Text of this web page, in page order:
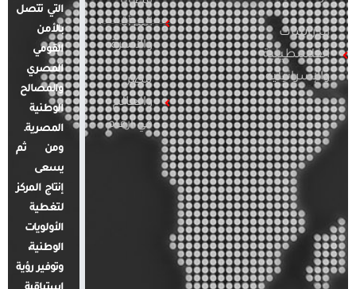
الدراسات
الفلسطينية
والإسرائيلية
المرأة
والأسرة
مصر
والعالم
في أرقام
التي تتصل
بالأمن
القومي
المصري
والمصالح
الوطنية
المصرية.
ومن ثم
يسعى
إنتاج المركز
لتغطية
الأولويات
الوطنية،
وتوفير رؤية